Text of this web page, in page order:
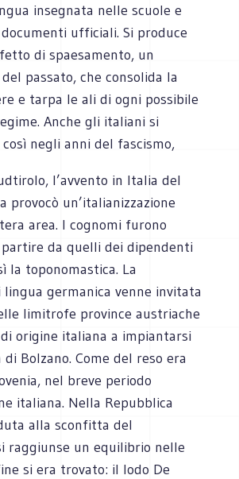
insegnata nelle scuole e
ufficiali. Si produce
di spaesamento, un
passato, che consolida la
e tarpa le ali di ogni possibile
Anche gli italiani si
negli anni del fascismo,
l’avvento in Italia del
provocò un’italianizzazione
area. I cognomi furono
da quelli dei dipendenti
la toponomastica. La
lingua germanica venne invitata
limitrofe province austriache
origine italiana a impiantarsi
Bolzano. Come del reso era
nel breve periodo
italiana. Nella Repubblica
alla sconfitta del
raggiunse un equilibrio nelle
si era trovato: il lodo De